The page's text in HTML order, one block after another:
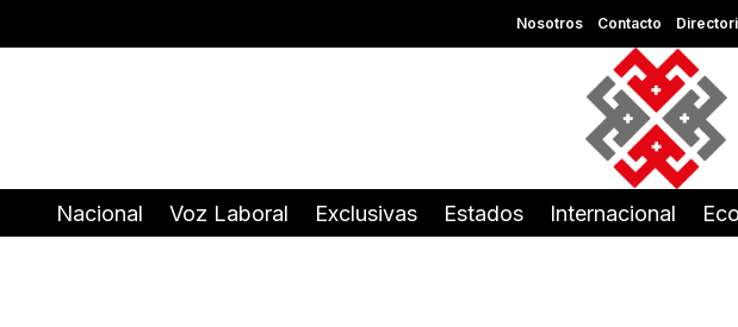
Nosotros Contacto
Nacional Voz Laboral Exclusivas Estados Internacional